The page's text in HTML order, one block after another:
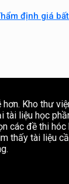
định giá
Kho thư
tài liệu học
các đề thi
thấy tài liệu